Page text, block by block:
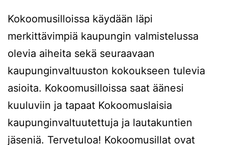
Kokoomusilloissa käydään läpi
merkittävimpiä kaupungin valmistelussa
olevia aiheita sekä seuraavaan
kaupunginvaltuuston kokoukseen tulevia
asioita. Kokoomusilloissa saat äänesi
kuuluviin ja tapaat Kokoomuslaisia
kaupunginvaltuutettuja ja lautakuntien
jäseniä. Tervetuloa! Kokoomusillat ovat